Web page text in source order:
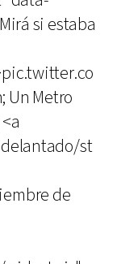
si estaba
Un Metro
st
de